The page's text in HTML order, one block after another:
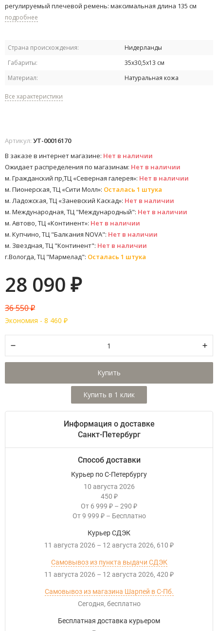
регулируемый плечевой ремень: максимальная длина 135 см
подробнее
Страна происхождения:
Нидерланды
Габариты:
35х30,5х13 см
Материал:
Натуральная кожа
Все характеристики
Артикул: УТ-00016170
В заказе в интернет магазине: Нет в наличии
Ожидает распределения по магазинам: Нет в наличии
м. Гражданский пр,ТЦ «Северная галерея»: Нет в наличии
м. Пионерская, ТЦ «Сити Молл»: Осталась 1 штука
м. Ладожская, ТЦ «Заневский Каскад»: Нет в наличии
м. Международная, ТЦ "Международный": Нет в наличии
м. Автово, ТЦ «Континент»: Нет в наличии
м. Купчино, ТЦ "Балкания NOVA": Нет в наличии
м. Звездная, ТЦ "Континент": Нет в наличии
г.Вологда, ТЦ "Мармелад": Осталась 1 штука
28 090 ₽
36 550₽
Экономия - 8 460 ₽
Купить
Информация о доставке
Санкт-Петербург
Способ доставки
Курьер по С-Петербургу
10 августа 2026
450 ₽
От 6 999 ₽ – 290 ₽
От 9 999 ₽ – Бесплатно
Курьер СДЭК
11 августа 2026 – 12 августа 2026 610 ₽
Самовывоз из пункта выдачи СДЭК
11 августа 2026 – 12 августа 2026 420 ₽
Самовывоз из магазина Шарпей в С-Пб.
Сегодня
Бесплатно
Бесплатная доставка курьером